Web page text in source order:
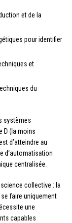
et de la
pour identifier
et
du
systèmes
D (la moins
d’atteindre au
d’automatisation
centralisée.
collective : la
faire uniquement
une
capables